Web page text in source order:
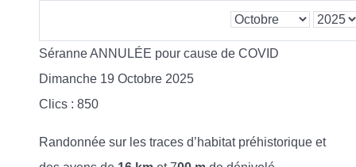
Séranne ANNULÉE pour cause de COVID
Dimanche 19 Octobre 2025
Clics : 850
Randonnée sur les traces d’habitat préhistorique et